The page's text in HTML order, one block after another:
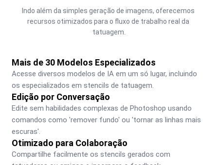
Indo além da simples geração de imagens, oferecemos
recursos otimizados para o fluxo de trabalho real da
tatuagem.
Mais de 30 Modelos Especializados
Acesse diversos modelos de IA em um só lugar, incluindo
os especializados em stencils de tatuagem.
Edição por Conversação
Edite sem habilidades complexas de Photoshop usando
comandos como 'remover fundo' ou 'tornar as linhas mais
escuras'.
Otimizado para Colaboração
Compartilhe facilmente os stencils gerados com